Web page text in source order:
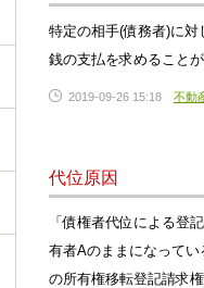
特定の相手(債務者)に
銭の支払を求めること
2019-09-26 15:18 不動
代位原因
「債権者代位による登
有者Aのままになって
の所有権移転登記請求権